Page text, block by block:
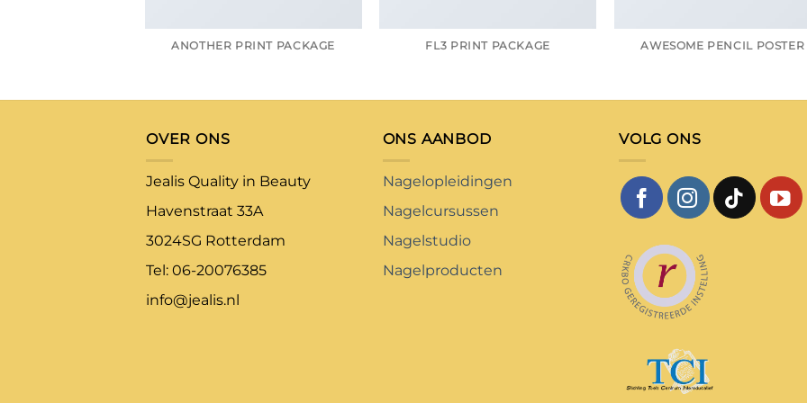
ANOTHER PRINT PACKAGE FL3 PRINT PACKAGE AWESOME PENCIL POSTER
OVER ONS
Jealis Quality in Beauty
Havenstraat 33A
3024SG Rotterdam
Tel: 06-20076385
info@jealis.nl
ONS AANBOD
Nagelopleidingen
Nagelcursussen
Nagelstudio
Nagelproducten
VOLG ONS